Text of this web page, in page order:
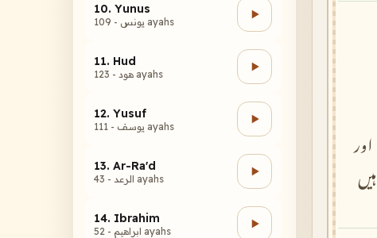
10. Yunus
يونس - 109 ayahs
11. Hud
هود - 123 ayahs
12. Yusuf
يوسف - 111 ayahs
13. Ar-Ra'd
الرعد - 43 ayahs
14. Ibrahim
ابراهيم - 52 ayahs
اور
ہیں